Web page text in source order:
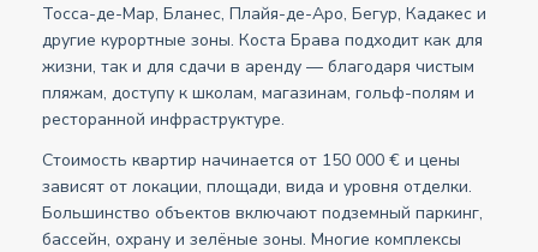
Тосса-де-Мар, Бланес, Плайя-де-Аро, Бегур, Кадакес и
другие курортные зоны. Коста Брава подходит как для
жизни, так и для сдачи в аренду — благодаря чистым
пляжам, доступу к школам, магазинам, гольф-полям и
ресторанной инфраструктуре.
Стоимость квартир начинается от 150 000 € и цены
зависят от локации, площади, вида и уровня отделки.
Большинство объектов включают подземный паркинг,
бассейн, охрану и зелёные зоны. Многие комплексы